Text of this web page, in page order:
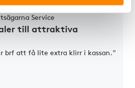
Service
till attraktiva
brf att få lite extra klirr i kassan."